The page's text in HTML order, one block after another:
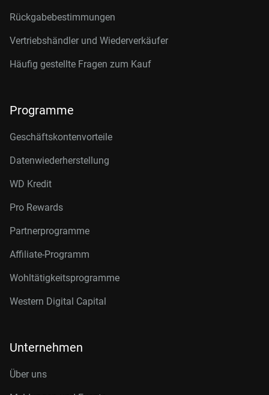
Rückgabebestimmungen
Vertriebshändler und Wiederverkäufer
Häufig gestellte Fragen zum Kauf
Programme
Geschäftskontenvorteile
Datenwiederherstellung
WD Kredit
Pro Rewards
Partnerprogramme
Affiliate-Programm
Wohltätigkeitsprogramme
Western Digital Capital
Unternehmen
Über uns